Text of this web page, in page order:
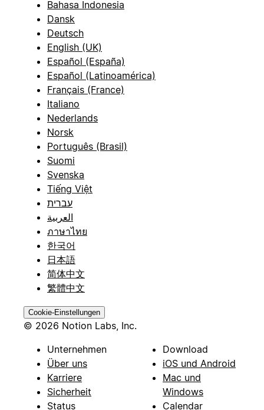
Bahasa Indonesia
Dansk
Deutsch
English (UK)
Español (España)
Español (Latinoamérica)
Français (France)
Italiano
Nederlands
Norsk
Português (Brasil)
Suomi
Svenska
Tiếng Việt
עברית
العربية
ภาษาไทย
한국어
日本語
简体中文
繁體中文
Cookie-Einstellungen
© 2026 Notion Labs, Inc.
Unternehmen
Über uns
Karriere
Sicherheit
Status
Download
iOS und Android
Mac und
Windows
Calendar